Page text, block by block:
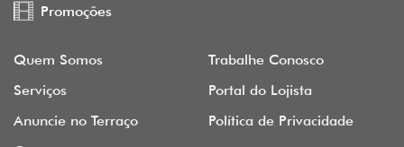
Promoções
Quem Somos
Serviços
Anuncie no Terraço
Trabalhe Conosco
Portal do Lojista
Política de Privacidade